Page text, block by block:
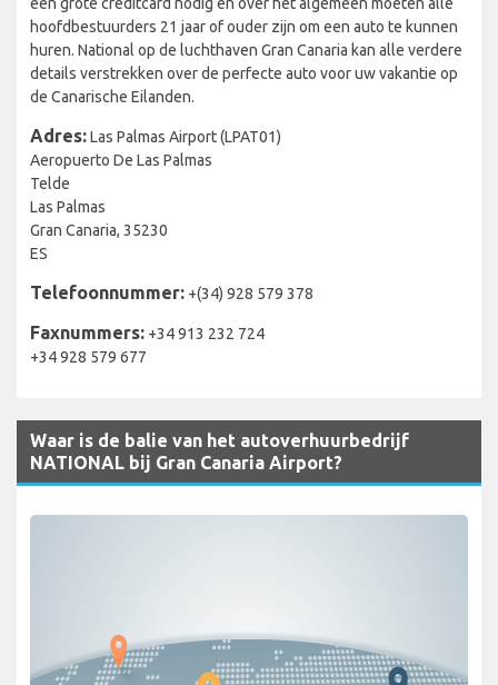
hoofdbestuurders 21 jaar of ouder zijn om een auto te kunnen
huren. National op de luchthaven Gran Canaria kan alle verdere
details verstrekken over de perfecte auto voor uw vakantie op
de Canarische Eilanden.
Adres:Las Palmas Airport (LPAT01)
Aeropuerto De Las Palmas
Telde
Las Palmas
Gran Canaria, 35230
ES
Telefoonnummer: +(34) 928 579 378
Faxnummers: +34 913 232 724
+34 928 579 677
Waar is de balie van het autoverhuurbedrijf
NATIONAL bij Gran Canaria Airport?